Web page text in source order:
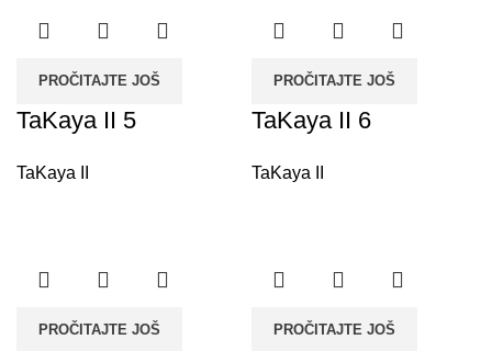
PROČITAJTE JOŠ
TaKaya II 5
TaKaya II
PROČITAJTE JOŠ
TaKaya II 6
TaKaya II
PROČITAJTE JOŠ PROČITAJTE JOŠ